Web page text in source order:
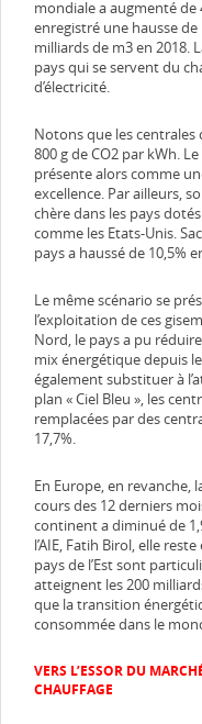
mondiale a augmenté de
enregistré une hausse de
milliards de m3 en 2018.
pays qui se servent du
d’électricité.
Notons que les centrales
800 g de CO2 par kWh.
présente alors comme
excellence. Par ailleurs,
chère dans les pays
comme les Etats-Unis.
pays a haussé de 10,5%
Le même scénario se
l’exploitation de ces
Nord, le pays a pu
mix énergétique depuis
également substituer à
plan « Ciel Bleu », les
remplacées par des
17,7%.
En Europe, en revanche,
cours des 12 derniers
continent a diminué de
l’AIE, Fatih Birol, elle
pays de l’Est sont
atteignent les 200
que la transition
consommée dans le
VERS L’ESSOR DU
CHAUFFAGE